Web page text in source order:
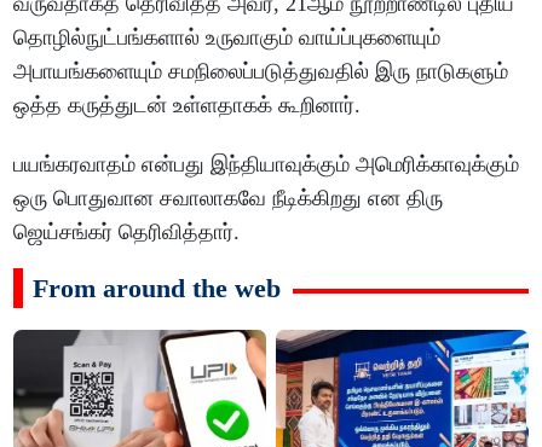
தொழில்நுட்பங்களால் உருவாகும் வாய்ப்புகளையும்
அபாயங்களையும் சமநிலைப்படுத்துவதில் இரு நாடுகளும்
ஒத்த கருத்துடன் உள்ளதாகக் கூறினார்.
பயங்கரவாதம் என்பது இந்தியாவுக்கும் அமெரிக்காவுக்கும்
ஒரு பொதுவான சவாலாகவே நீடிக்கிறது என திரு
ஜெய்சங்கர் தெரிவித்தார்.
From around the web